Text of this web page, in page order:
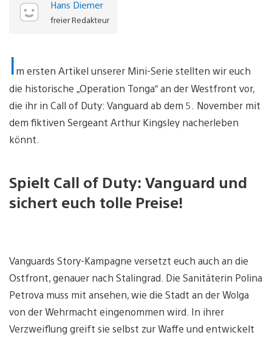
Hans Diemer
freier Redakteur
Im ersten Artikel unserer Mini-Serie stellten wir euch
die historische „Operation Tonga“ an der Westfront vor,
die ihr in Call of Duty: Vanguard ab dem 5. November mit
dem fiktiven Sergeant Arthur Kingsley nacherleben
könnt.
Spielt Call of Duty: Vanguard und
sichert euch tolle Preise!
Vanguards Story-Kampagne versetzt euch auch an die
Ostfront, genauer nach Stalingrad. Die Sanitäterin Polina
Petrova muss mit ansehen, wie die Stadt an der Wolga
von der Wehrmacht eingenommen wird. In ihrer
Verzweiflung greift sie selbst zur Waffe und entwickelt